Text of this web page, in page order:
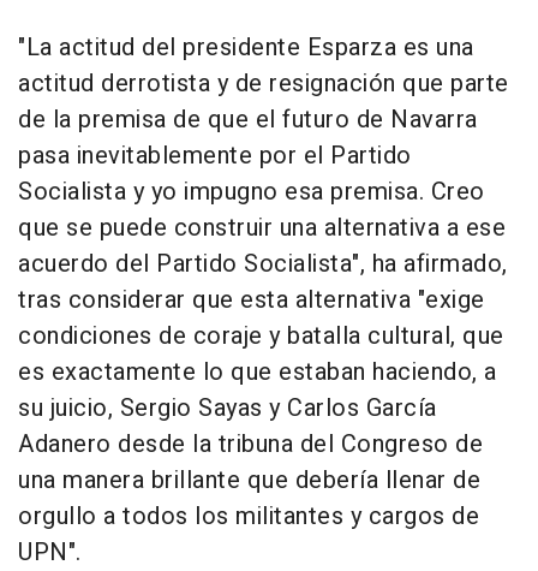
"La actitud del presidente Esparza es una
actitud derrotista y de resignación que parte
de la premisa de que el futuro de Navarra
pasa inevitablemente por el Partido
Socialista y yo impugno esa premisa. Creo
que se puede construir una alternativa a ese
acuerdo del Partido Socialista", ha afirmado,
tras considerar que esta alternativa "exige
condiciones de coraje y batalla cultural, que
es exactamente lo que estaban haciendo, a
su juicio, Sergio Sayas y Carlos García
Adanero desde la tribuna del Congreso de
una manera brillante que debería llenar de
orgullo a todos los militantes y cargos de
UPN".